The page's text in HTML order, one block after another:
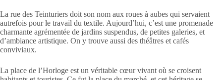
La rue des Teinturiers doit son nom aux roues à aubes qui servaient
autrefois pour le travail du textile. Aujourd’hui, c’est une promenade
charmante agrémentée de jardins suspendus, de petites galeries, et
d’ambiance artistique. On y trouve aussi des théâtres et cafés
conviviaux.
La place de l’Horloge est un véritable cœur vivant où se croisent